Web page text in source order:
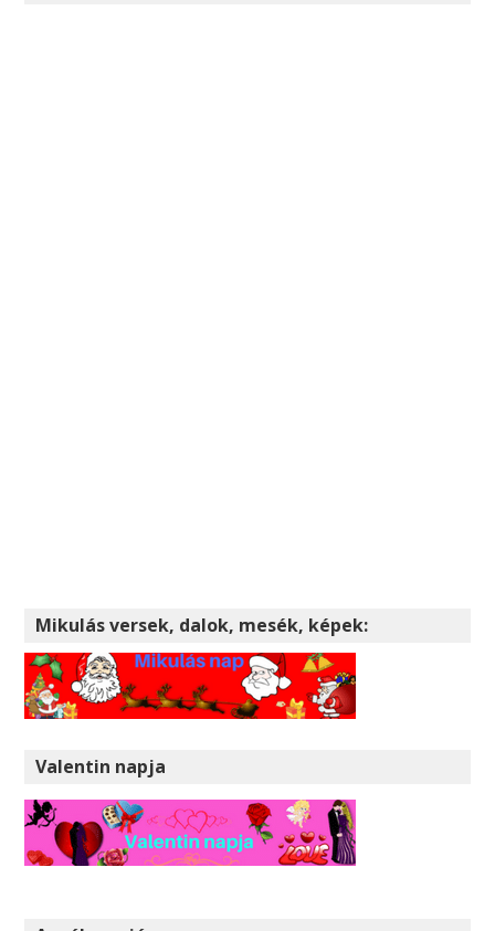
Mikulás versek, dalok, mesék, képek:
Valentin napja